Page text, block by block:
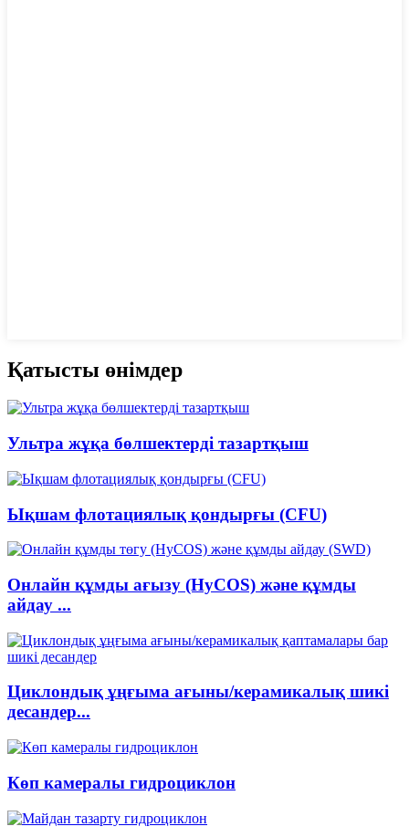
Қатысты өнімдер
Ультра жұқа бөлшектерді тазартқыш
Ықшам флотациялық қондырғы (CFU)
Онлайн құмды ағызу (HyCOS) және құмды
айдау ...
Циклондық ұңғыма ағыны/керамикалық шикі
десандер...
Көп камералы гидроциклон